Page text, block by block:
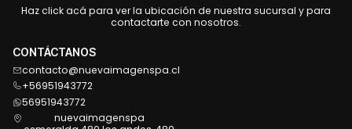
Haz click acá para ver la ubicación de nuestra sucursal y para
contactarte con nosotros.
CONTÁCTANOS
contacto@nuevaimagenspa.cl
+56951943772
56951943772
nuevaimagenspa